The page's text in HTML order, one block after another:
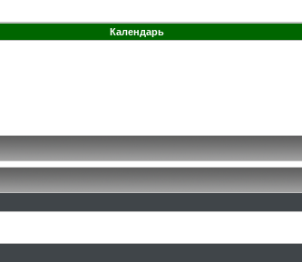
Календарь